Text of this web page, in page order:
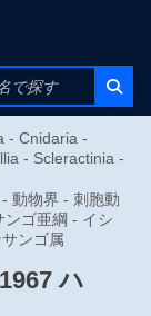
- Cnidaria -
- Scleractinia -
動物界 - 刺胞動
ゴ亜綱 - イシ
ンゴ属
ハ